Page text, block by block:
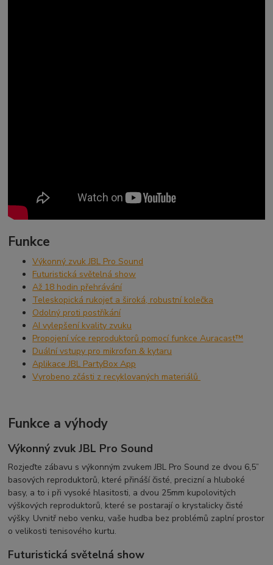
Funkce
Výkonný zvuk JBL Pro Sound
Futuristická světelná show
Až 18 hodin přehrávání
Teleskopická rukojeť a široká, robustní kolečka
Odolný proti postříkání
AI vylepšení kvality zvuku
Propojení více reproduktorů pomocí funkce Auracast™
Duální vstupy pro mikrofon & kytaru
Aplikace JBL PartyBox App
Vyrobeno zčásti z recyklovaných materiálů
Funkce a výhody
Výkonný zvuk JBL Pro Sound
Rozjeďte zábavu s výkonným zvukem JBL Pro Sound ze dvou 6,5”
basových reproduktorů, které přináší čisté, precizní a hluboké
basy, a to i při vysoké hlasitosti, a dvou 25mm kupolovitých
výškových reproduktorů, které se postarají o krystalicky čisté
výšky. Uvnitř nebo venku, vaše hudba bez problémů zaplní prostor
o velikosti tenisového kurtu.
Futuristická světelná show